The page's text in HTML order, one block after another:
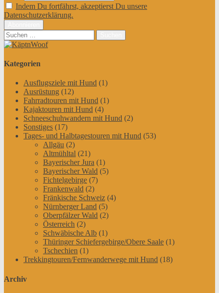
Indem Du fortfährst, akzeptierst Du unsere
Datenschutzerklärung.
Suchen
nach:
Kategorien
Ausflugsziele mit Hund (1)
Ausrüstung (12)
Fahrradtouren mit Hund (1)
Kajaktouren mit Hund (4)
Schneeschuhwandern mit Hund (2)
Sonstiges (17)
Tages- und Halbtagestouren mit Hund (53)
Allgäu (2)
Altmühltal (21)
Bayerischer Jura (1)
Bayerischer Wald (5)
Fichtelgebirge (7)
Frankenwald (2)
Fränkische Schweiz (4)
Nürnberger Land (5)
Oberpfälzer Wald (2)
Österreich (2)
Schwäbische Alb (1)
Thüringer Schiefergebirge/Obere Saale (1)
Tschechien (1)
Trekkingtouren/Fernwanderwege mit Hund (18)
Archiv